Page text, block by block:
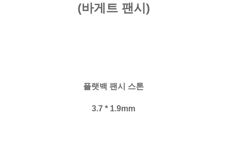
(바게트 팬시)
플랫백 팬시 스톤
3.7 * 1.9mm